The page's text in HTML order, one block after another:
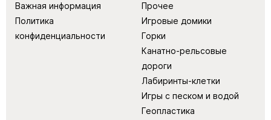
Важная информация
Политика
конфиденциальности
Прочее
Игровые домики
Горки
Канатно-рельсовые
дороги
Лабиринты-клетки
Игры с песком и водой
Геопластика